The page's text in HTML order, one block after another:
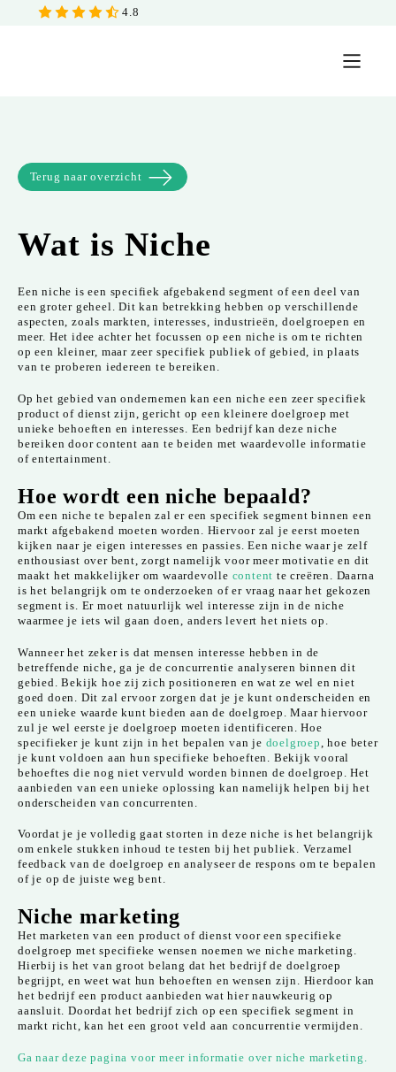
4.8
Terug naar overzicht
Wat is Niche
Een niche is een specifiek afgebakend segment of een deel van
een groter geheel. Dit kan betrekking hebben op verschillende
aspecten, zoals markten, interesses, industrieën, doelgroepen en
meer. Het idee achter het focussen op een niche is om te richten
op een kleiner, maar zeer specifiek publiek of gebied, in plaats
van te proberen iedereen te bereiken.
Op het gebied van ondernemen kan een niche een zeer specifiek
product of dienst zijn, gericht op een kleinere doelgroep met
unieke behoeften en interesses. Een bedrijf kan deze niche
bereiken door content aan te beiden met waardevolle informatie
of entertainment.
Hoe wordt een niche bepaald?
Om een niche te bepalen zal er een specifiek segment binnen een
markt afgebakend moeten worden. Hiervoor zal je eerst moeten
kijken naar je eigen interesses en passies. Een niche waar je zelf
enthousiast over bent, zorgt namelijk voor meer motivatie en dit
maakt het makkelijker om waardevolle contentte creëren. Daarna
is het belangrijk om te onderzoeken of er vraag naar het gekozen
segment is. Er moet natuurlijk wel interesse zijn in de niche
waarmee je iets wil gaan doen, anders levert het niets op.
Wanneer het zeker is dat mensen interesse hebben in de
betreffende niche, ga je de concurrentie analyseren binnen dit
gebied. Bekijk hoe zij zich positioneren en wat ze wel en niet
goed doen. Dit zal ervoor zorgen dat je je kunt onderscheiden en
een unieke waarde kunt bieden aan de doelgroep. Maar hiervoor
zul je wel eerste je doelgroep moeten identificeren. Hoe
specifieker je kunt zijn in het bepalen van je doelgroep
, hoe beter
je kunt voldoen aan hun specifieke behoeften. Bekijk vooral
behoeftes die nog niet vervuld worden binnen de doelgroep. Het
aanbieden van een unieke oplossing kan namelijk helpen bij het
onderscheiden van concurrenten.
Voordat je je volledig gaat storten in deze niche is het belangrijk
om enkele stukken inhoud te testen bij het publiek. Verzamel
feedback van de doelgroep en analyseer de respons om te bepalen
of je op de juiste weg bent.
Niche marketing
Het marketen van een product of dienst voor een specifieke
doelgroep met specifieke wensen noemen we niche marketing.
Hierbij is het van groot belang dat het bedrijf de doelgroep
begrijpt, en weet wat hun behoeften en wensen zijn. Hierdoor kan
het bedrijf een product aanbieden wat hier nauwkeurig op
aansluit. Doordat het bedrijf zich op een specifiek segment in
markt richt, kan het een groot veld aan concurrentie vermijden.
Ga naar deze pagina voor meer informatie over niche marketing.